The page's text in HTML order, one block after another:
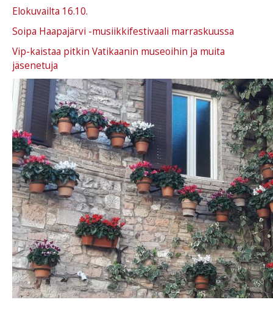
Elokuvailta 16.10.
Soipa Haapajärvi -musiikkifestivaali marraskuussa
Vip-kaistaa pitkin Vatikaanin museoihin ja muita
jäsenetuja